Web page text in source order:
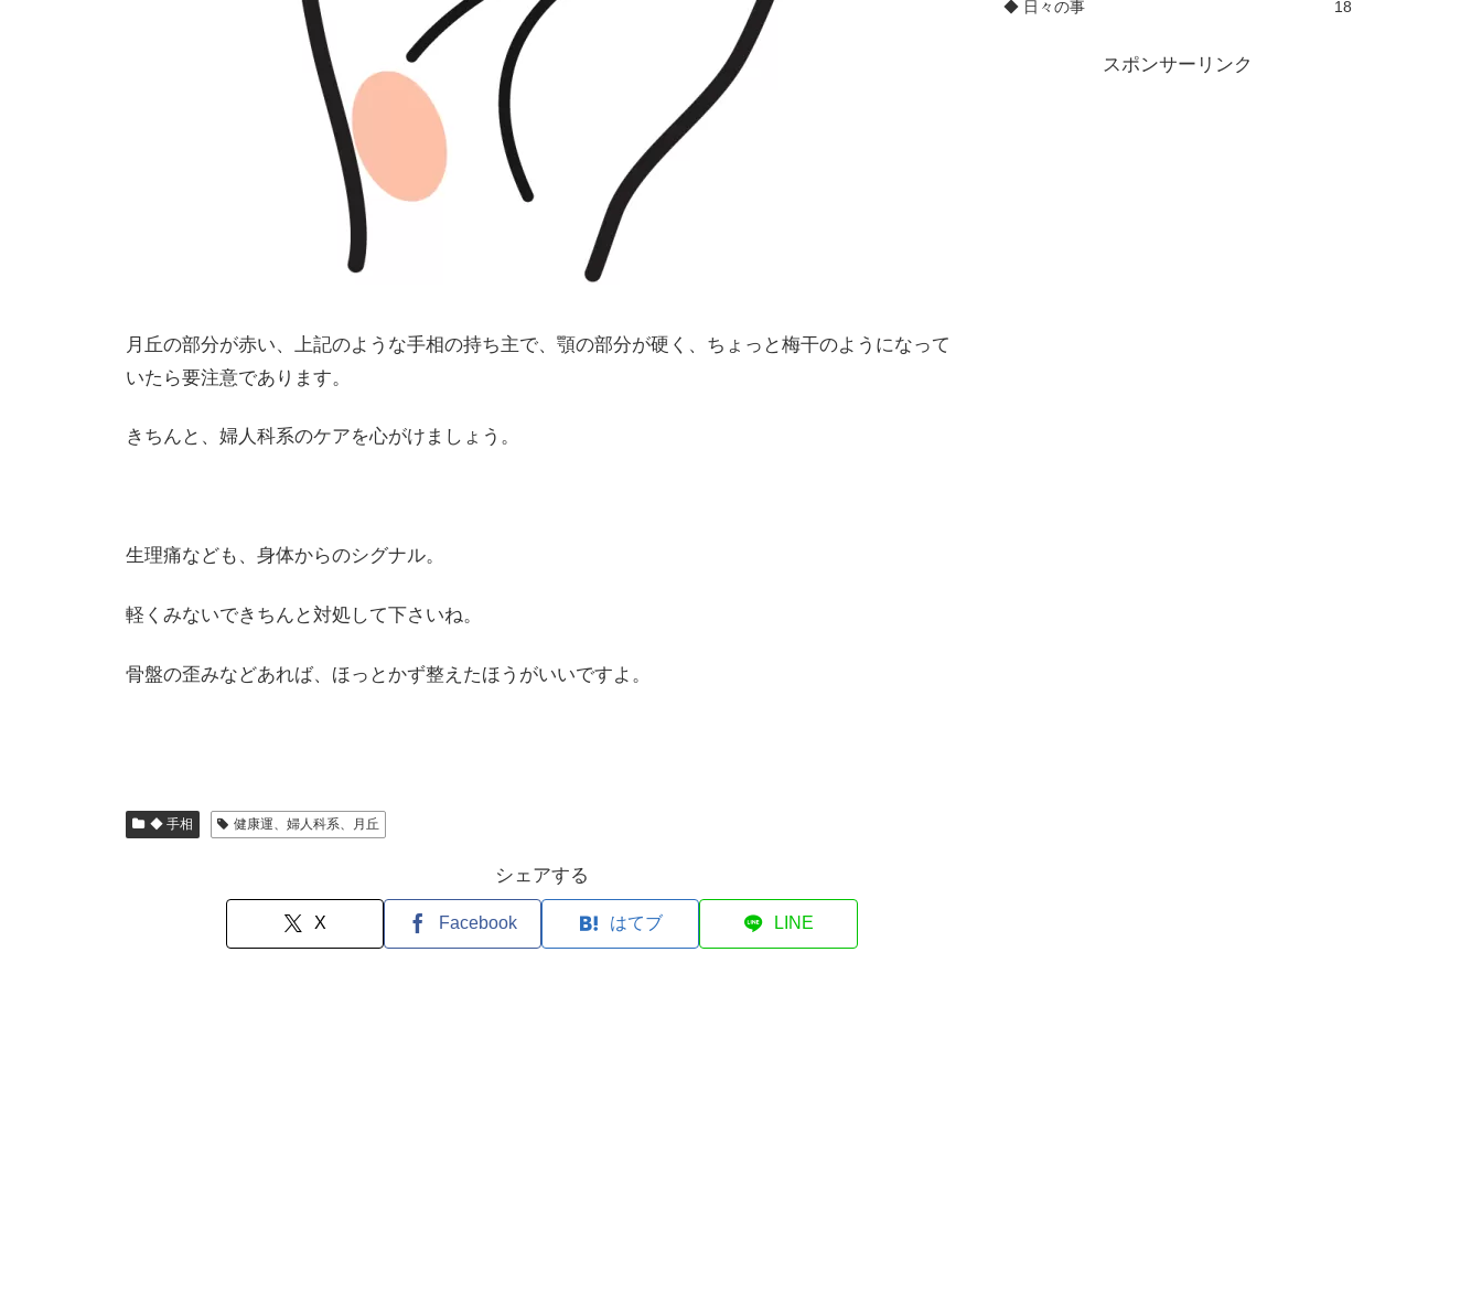
月丘の部分が赤い、上記のような手相の持ち主で、顎の部分が硬く、ちょっと梅干のようになって
いたら要注意であります。
きちんと、婦人科系のケアを心がけましょう。
生理痛なども、身体からのシグナル。
軽くみないできちんと対処して下さいね。
骨盤の歪みなどあれば、ほっとかず整えたほうがいいですよ。
◆ 手相 健康運、婦人科系、月丘
シェアする
X Facebook はてブ LINE
◆ 日々の事
18
スポンサーリンク